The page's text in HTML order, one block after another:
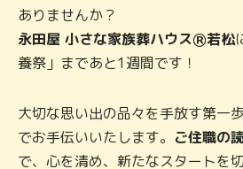
ありませんか？
永田屋 小さな家族葬ハウスⓇ若松
養祭」まであと1週間です！
大切な思い出の品々を手放す第一
でお手伝いいたします。 ご住職の
で、心を清め、新たなスタートを